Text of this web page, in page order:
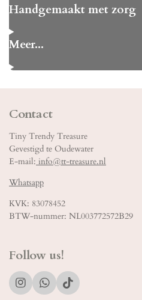
Handgemaakt met zorg
Meer...
Contact
Tiny Trendy Treasure
Gevestigd te Oudewater
E-mail: info@tt-treasure.nl
Whatsapp
KVK: 83078452
BTW-nummer: NL003772572B29
Follow us!
I
W
T